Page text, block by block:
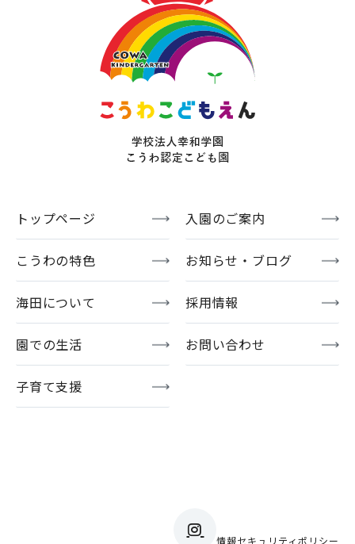
トップページ 入園のご案内
こうわの特色 お知らせ・ブログ
海田について 採用情報
園での生活 お問い合わせ
子育て支援
情報セキュリティポリシー